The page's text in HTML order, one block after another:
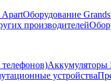
ApartОборудование
производителей
Аккумуляторы
устройства